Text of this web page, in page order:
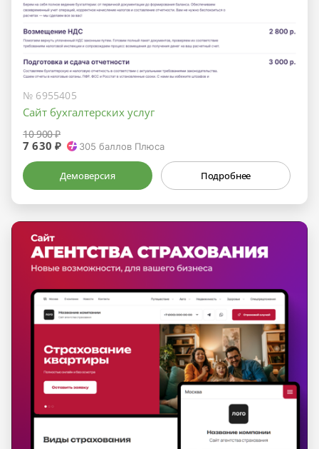
№ 6955405
Сайт бухгалтерских услуг
10 900 ₽
7 630 ₽ 305 баллов Плюса
Демоверсия Подробнее